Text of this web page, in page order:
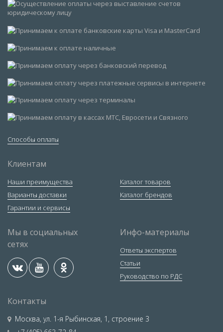
Способы оплаты
Клиентам
Наши преимущества
Варианты доставки
Гарантии и сервисы
Каталог товаров
Каталог брендов
Мы в социальных
сетях
Инфо-материалы
Ответы экспертов
Статьи
Руководство по РДС
Контакты
Москва, ул. 1-я Рыбинская, 1, строение 3